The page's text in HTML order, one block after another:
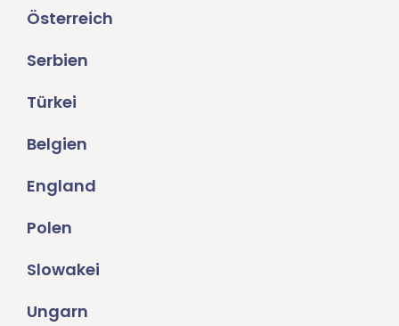
Österreich
Serbien
Türkei
Belgien
England
Polen
Slowakei
Ungarn